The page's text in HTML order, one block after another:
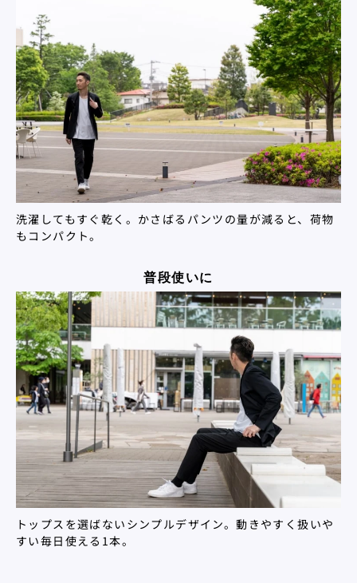
洗濯してもすぐ乾く。かさばるパンツの量が減ると、荷物
もコンパクト。
普段使いに
トップスを選ばないシンプルデザイン。動きやすく扱いや
すい毎日使える1本。